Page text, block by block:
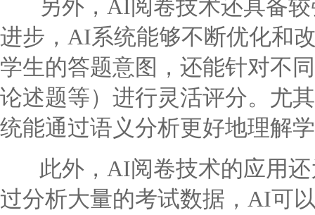
另外，AI阅卷技术还具备较
进步，AI系统能够不断优化和
学生的答题意图，还能针对不
论述题等）进行灵活评分。尤
统能通过语义分析更好地理解
此外，AI阅卷技术的应用还
过分析大量的考试数据，AI可